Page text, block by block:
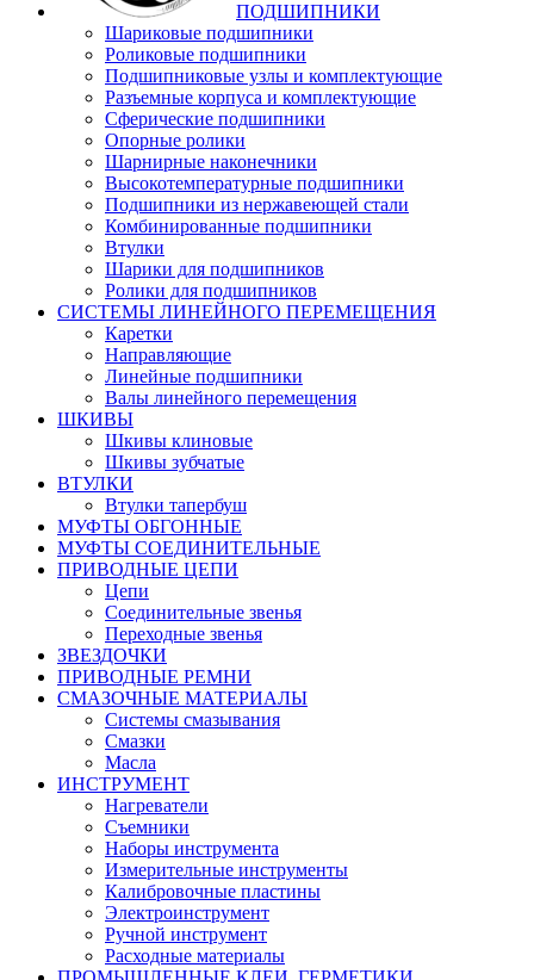
ПОДШИПНИКИ
Шариковые подшипники
Роликовые подшипники
Подшипниковые узлы и комплектующие
Разъемные корпуса и комплектующие
Сферические подшипники
Опорные ролики
Шарнирные наконечники
Высокотемпературные подшипники
Подшипники из нержавеющей стали
Комбинированные подшипники
Втулки
Шарики для подшипников
Ролики для подшипников
СИСТЕМЫ ЛИНЕЙНОГО ПЕРЕМЕЩЕНИЯ
Каретки
Направляющие
Линейные подшипники
Валы линейного перемещения
ШКИВЫ
Шкивы клиновые
Шкивы зубчатые
ВТУЛКИ
Втулки тапербуш
МУФТЫ ОБГОННЫЕ
МУФТЫ СОЕДИНИТЕЛЬНЫЕ
ПРИВОДНЫЕ ЦЕПИ
Цепи
Соединительные звенья
Переходные звенья
ЗВЕЗДОЧКИ
ПРИВОДНЫЕ РЕМНИ
СМАЗОЧНЫЕ МАТЕРИАЛЫ
Системы смазывания
Смазки
Масла
ИНСТРУМЕНТ
Нагреватели
Съемники
Наборы инструмента
Измерительные инструменты
Калибровочные пластины
Электроинструмент
Ручной инструмент
Расходные материалы